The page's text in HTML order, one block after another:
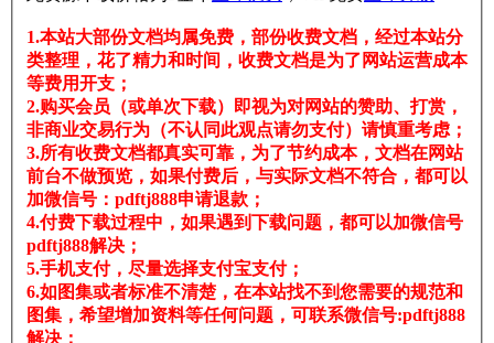
1.本站大部份文档均属免费，部份收费文档，经过本站分
类整理，花了精力和时间，收费文档是为了网站运营成本
等费用开支；
2.购买会员（或单次下载）即视为对网站的赞助、打赏，
非商业交易行为（不认同此观点请勿支付）请慎重考虑；
3.所有收费文档都真实可靠，为了节约成本，文档在网站
前台不做预览，如果付费后，与实际文档不符合，都可以
加微信号：pdftj888申请退款；
4.付费下载过程中，如果遇到下载问题，都可以加微信号
pdftj888解决；
5.手机支付，尽量选择支付宝支付；
6.如图集或者标准不清楚，在本站找不到您需要的规范和
图集，希望增加资料等任何问题，可联系微信号:pdftj888
解决；